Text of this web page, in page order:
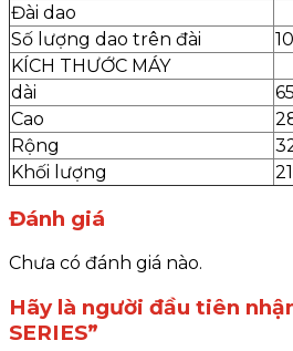
Đài dao
Số lượng dao trên đài
KÍCH THƯỚC MÁY
dài
Cao
Rộng
Khối lượng
Đánh giá
Chưa có đánh giá nào.
Hãy là người đầu tiên
SERIES”